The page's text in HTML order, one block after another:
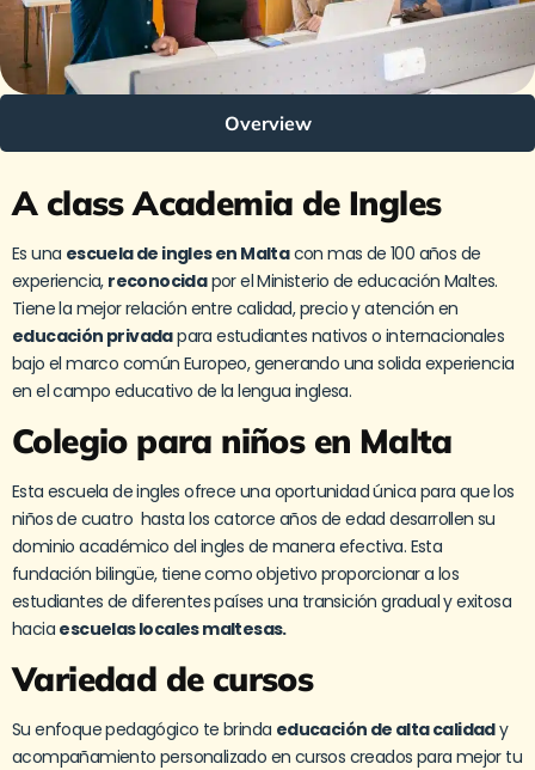
Overview
A class Academia de Ingles
Es una escuela de ingles en Maltacon mas de 100 años de
experiencia, reconocidapor el Ministerio de educación Maltes.
Tiene la mejor relación entre calidad, precio y atención en
educación privadapara estudiantes nativos o internacionales
bajo el marco común Europeo, generando una solida experiencia
en el campo educativo de la lengua inglesa.
Colegio para niños en Malta
Esta escuela de ingles ofrece una oportunidad única para que los
niños de cuatro hasta los catorce años de edad desarrollen su
dominio académico del ingles de manera efectiva. Esta
fundación bilingüe, tiene como objetivo proporcionar a los
estudiantes de diferentes países una transición gradual y exitosa
hacia escuelas locales maltesas.
Variedad de cursos
Su enfoque pedagógico te brinda educación de alta calidady
acompañamiento personalizado en cursos creados para mejor tu